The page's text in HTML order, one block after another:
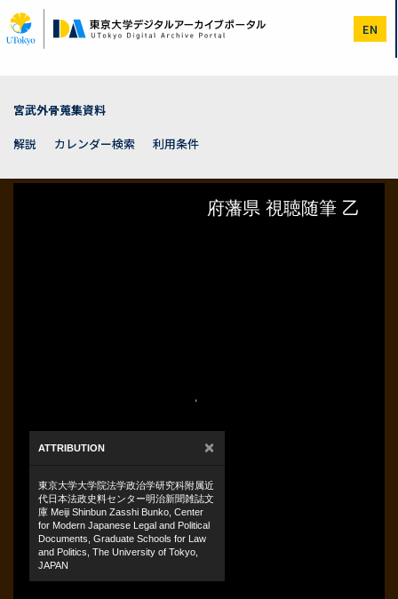
イ
ン
EN
宮武外骨蒐集資料
解説
カレンダー検索 利用条件